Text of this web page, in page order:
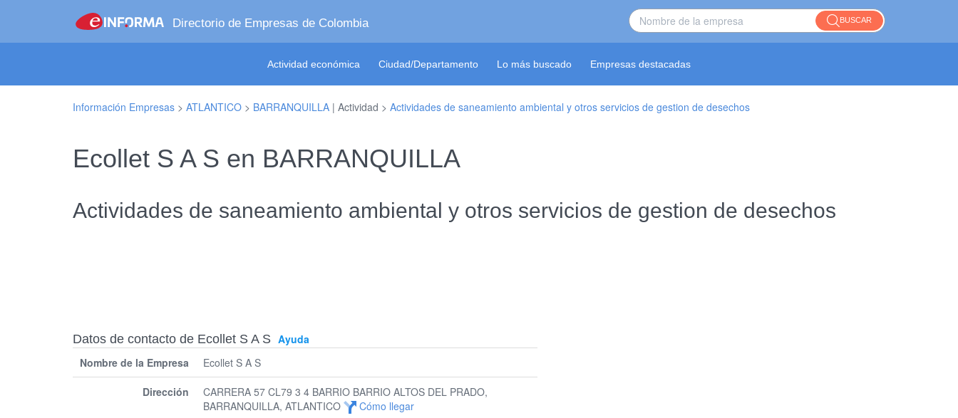
Directorio de Empresas de Colombia BUSCAR
Actividad económica Ciudad/Departamento Lo más buscado Empresas destacadas
Información Empresas > ATLANTICO > BARRANQUILLA | Actividad > Actividades de saneamiento ambiental y otros servicios de gestion de desechos
Ecollet S A S en BARRANQUILLA
Actividades de saneamiento ambiental y otros servicios de gestion de desechos
Datos de contacto de Ecollet S A S Ayuda
Nombre de la Empresa
Ecollet S A S
Dirección
CARRERA 57 CL79 3 4 BARRIO BARRIO ALTOS DEL PRADO,
BARRANQUILLA, ATLANTICO
Cómo llegar